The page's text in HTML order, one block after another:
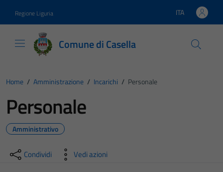
Regione Liguria Lingua attiva:
ITA
Comune di Casella
Home / Amministrazione / Incarichi / Personale
Personale
Amministrativo
Condividi Vedi azioni